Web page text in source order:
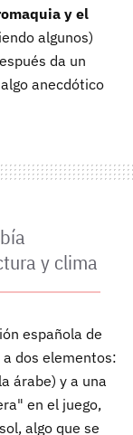
y el
algunos)
da un
anecdótico
y clima
española de
dos elementos:
árabe) y a una
en el juego,
algo que se